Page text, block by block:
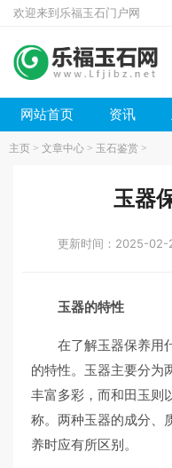
欢迎来到乐福玉石门户网
网站首页 资讯
主页 > 文章中心 > 玉石鉴赏 >
玉器
更新时间：2025-02-
玉器的特性
在了解玉器保养用
的特性。玉器主要分为
丰富多彩，而和田玉则
称。两种玉器的成分、
养时应有所区别。